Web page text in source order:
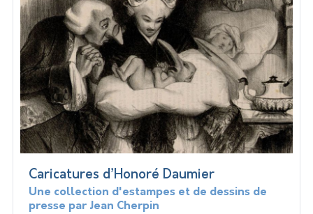
Caricatures d’Honoré Daumier
Une collection d'estampes et de dessins de
presse par Jean Cherpin